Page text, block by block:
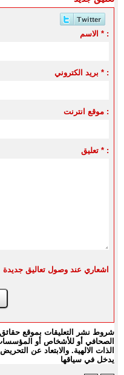
الاسم * :
بريد الكتروني * :
موقع انترنت :
تعليق * :
اشعاري عند وصول تعاليق جديدة
شروط نشر التعليقات بموقع
الصحافي أو للأشخاص أو
الذات الالهية. والابتعاد عن
يدخل في سياقها